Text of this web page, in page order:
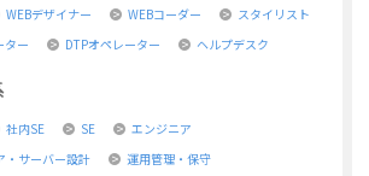
WEBデザイナー WEBコーダー
スタイリスト
ター
DTPオペレーター ヘルプデスク
社内SE SE
エンジニア
・サーバー設計
運用管理・保守